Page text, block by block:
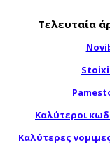
Τελευταία
Καλύτεροι
Καλύτερες